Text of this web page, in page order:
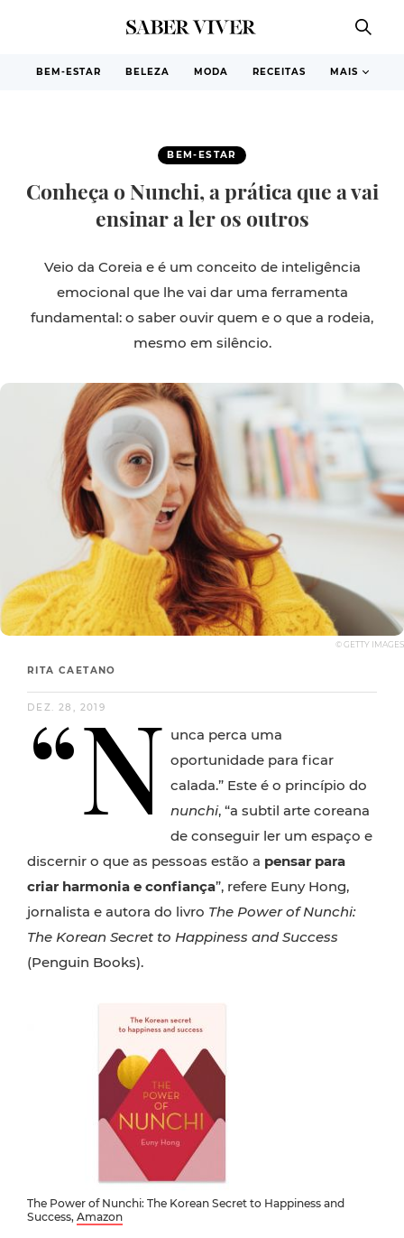
BEM-ESTAR BELEZA MODA RECEITAS MAIS
BEM-ESTAR
Conheça o Nunchi, a prática que a vai
ensinar a ler os outros
Veio da Coreia e é um conceito de inteligência
emocional que lhe vai dar uma ferramenta
fundamental: o saber ouvir quem e o que a rodeia,
mesmo em silêncio.
© GETTY IMAGES
RITA CAETANO
DEZ. 28, 2019
“N unca perca uma
oportunidade para ficar
calada.” Este é o princípio do
nunchi, “a subtil arte coreana
de conseguir ler um espaço e
discernir o que as pessoas estão a pensar para
criar harmonia e confiança”, refere Euny Hong,
jornalista e autora do livro The Power of Nunchi:
The Korean Secret to Happiness and Success
(Penguin Books).
The Power of Nunchi: The Korean Secret to Happiness and
Success, Amazon